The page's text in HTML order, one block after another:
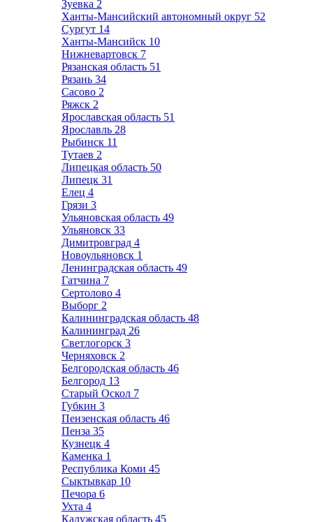
Зуевка 2
Ханты-Мансийский автономный округ 52
Сургут 14
Ханты-Мансийск 10
Нижневартовск 7
Рязанская область 51
Рязань 34
Сасово 2
Ряжск 2
Ярославская область 51
Ярославль 28
Рыбинск 11
Тутаев 2
Липецкая область 50
Липецк 31
Елец 4
Грязи 3
Ульяновская область 49
Ульяновск 33
Димитровград 4
Новоульяновск 1
Ленинградская область 49
Гатчина 7
Сертолово 4
Выборг 2
Калининградская область 48
Калининград 26
Светлогорск 3
Черняховск 2
Белгородская область 46
Белгород 13
Старый Оскол 7
Губкин 3
Пензенская область 46
Пенза 35
Кузнецк 4
Каменка 1
Республика Коми 45
Сыктывкар 10
Печора 6
Ухта 4
Калужская область 45